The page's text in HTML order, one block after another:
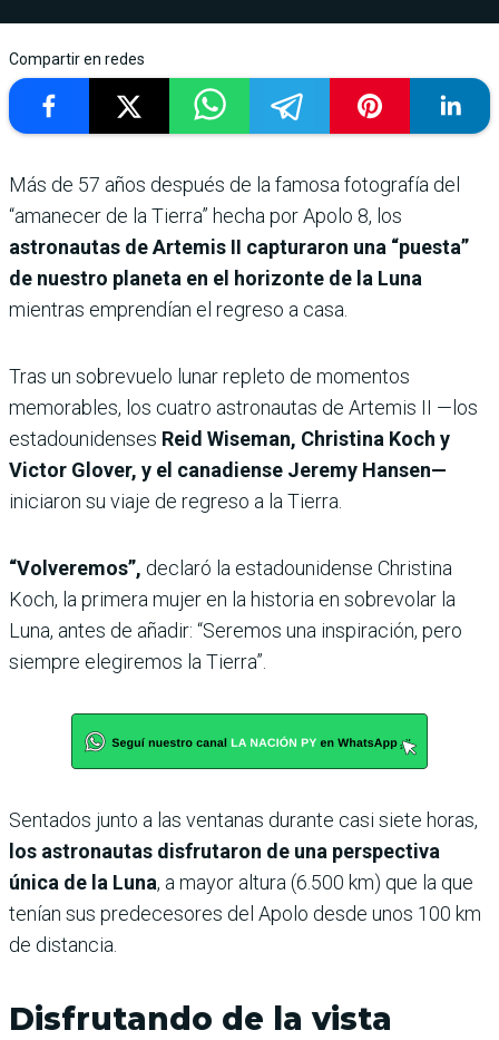
Compartir en redes
Más de 57 años después de la famosa fotografía del
“amanecer de la Tierra” hecha por Apolo 8, los
astronautas de Artemis II capturaron una “puesta”
de nuestro planeta en el horizonte de la Luna
mientras emprendían el regreso a casa.
Tras un sobrevuelo lunar repleto de momentos
memorables, los cuatro astronautas de Artemis II —los
estadounidenses Reid Wiseman, Christina Koch y
Victor Glover, y el canadiense Jeremy Hansen—
iniciaron su viaje de regreso a la Tierra.
“Volveremos”, declaró la estadounidense Christina
Koch, la primera mujer en la historia en sobrevolar la
Luna, antes de añadir: “Seremos una inspiración, pero
siempre elegiremos la Tierra”.
Sentados junto a las ventanas durante casi siete horas,
los astronautas disfrutaron de una perspectiva
única de la Luna, a mayor altura (6.500 km) que la que
tenían sus predecesores del Apolo desde unos 100 km
de distancia.
Disfrutando de la vista